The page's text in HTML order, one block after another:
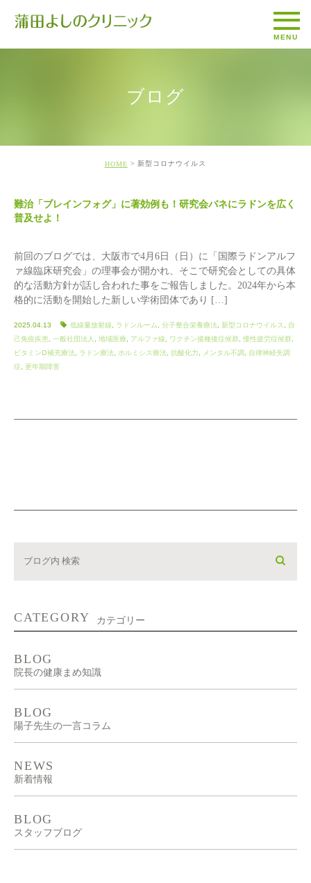
ブログ
HOME 新型コロナウイルス
難治「ブレインフォグ」に著効例も！研究会バネにラドンを広く
普及せよ！
前回のブログでは、大阪市で4月6日（日）に「国際ラドンアルフ
ァ線臨床研究会」の理事会が開かれ、そこで研究会としての具体
的な活動方針が話し合われた事をご報告しました。2024年から本
格的に活動を開始した新しい学術団体であり […]
2025.04.13 低線量放射線 ラドンルーム 分子整合栄養療法 新型コロナウイルス
自
己免疫疾患
一般社団法人 地域医療 アルファ線 ワクチン接種後症候群 慢性疲労症候群
ビタミンⅮ補充療法
ラドン療法 ホルミシス療法 抗酸化力 メンタル不調
自律神経失調
症 更年期障害
CATEGORY カテゴリー
BLOG
院長の健康まめ知識
BLOG
陽子先生の一言コラム
NEWS
新着情報
BLOG
スタッフブログ